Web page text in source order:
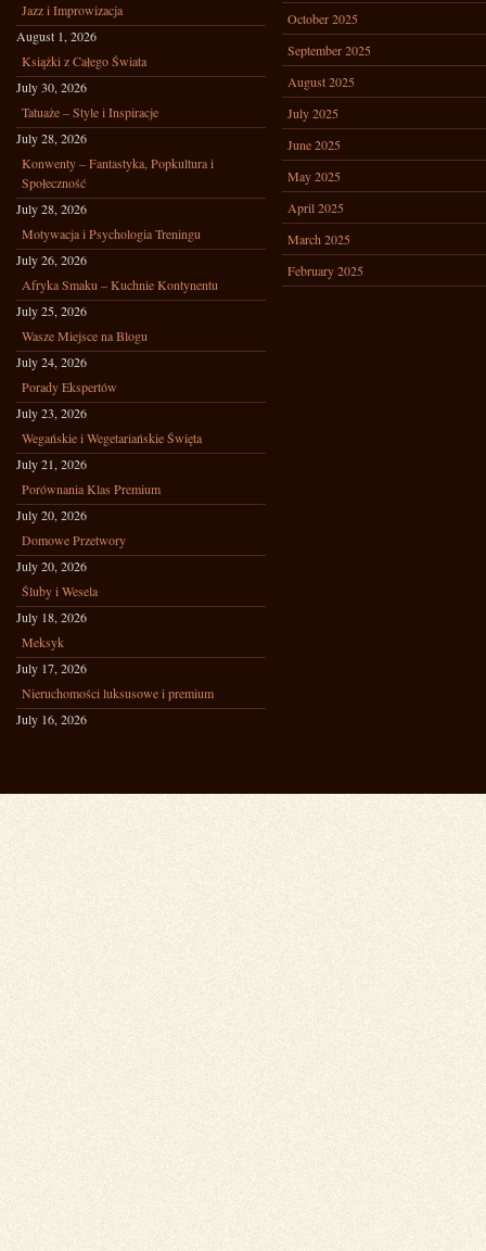
Jazz i Improwizacja
August 1, 2026
Książki z Całego Świata
July 30, 2026
Tatuaże – Style i Inspiracje
July 28, 2026
Konwenty – Fantastyka, Popkultura i
Społeczność
July 28, 2026
Motywacja i Psychologia Treningu
July 26, 2026
Afryka Smaku – Kuchnie Kontynentu
July 25, 2026
Wasze Miejsce na Blogu
July 24, 2026
Porady Ekspertów
July 23, 2026
Wegańskie i Wegetariańskie Święta
July 21, 2026
Porównania Klas Premium
July 20, 2026
Domowe Przetwory
July 20, 2026
Śluby i Wesela
July 18, 2026
Meksyk
July 17, 2026
Nieruchomości luksusowe i premium
July 16, 2026
October 2025
September 2025
August 2025
July 2025
June 2025
May 2025
April 2025
March 2025
February 2025